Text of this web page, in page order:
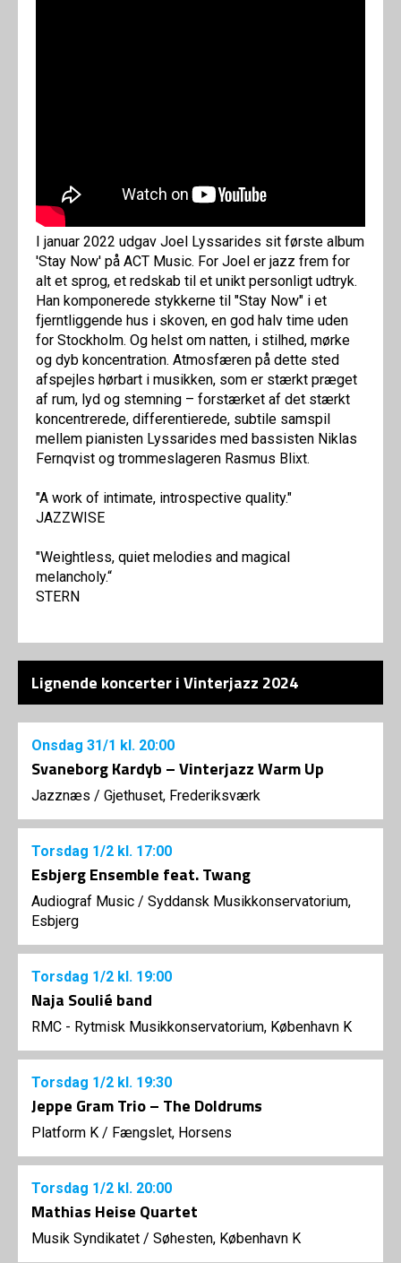
I januar 2022 udgav Joel Lyssarides sit første album
'Stay Now' på ACT Music. For Joel er jazz frem for
alt et sprog, et redskab til et unikt personligt udtryk.
Han komponerede stykkerne til "Stay Now" i et
fjerntliggende hus i skoven, en god halv time uden
for Stockholm. Og helst om natten, i stilhed, mørke
og dyb koncentration. Atmosfæren på dette sted
afspejles hørbart i musikken, som er stærkt præget
af rum, lyd og stemning – forstærket af det stærkt
koncentrerede, differentierede, subtile samspil
mellem pianisten Lyssarides med bassisten Niklas
Fernqvist og trommeslageren Rasmus Blixt.
"A work of intimate, introspective quality."
JAZZWISE
"Weightless, quiet melodies and magical
melancholy.“
STERN
Lignende koncerter i Vinterjazz 2024
Onsdag 31/1 kl. 20:00
Svaneborg Kardyb – Vinterjazz Warm Up
Jazznæs / Gjethuset, Frederiksværk
Torsdag 1/2 kl. 17:00
Esbjerg Ensemble feat. Twang
Audiograf Music / Syddansk Musikkonservatorium,
Esbjerg
Torsdag 1/2 kl. 19:00
Naja Soulié band
RMC - Rytmisk Musikkonservatorium, København K
Torsdag 1/2 kl. 19:30
Jeppe Gram Trio – The Doldrums
Platform K / Fængslet, Horsens
Torsdag 1/2 kl. 20:00
Mathias Heise Quartet
Musik Syndikatet / Søhesten, København K